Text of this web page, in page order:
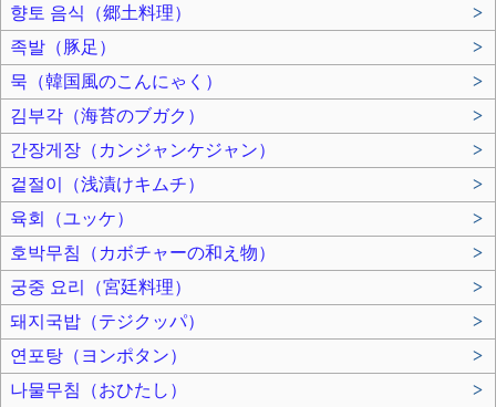
향토 음식（郷土料理）
>
족발（豚足）
>
묵（韓国風のこんにゃく）
>
김부각（海苔のブガク）
>
간장게장（カンジャンケジャン）
>
겉절이（浅漬けキムチ）
>
육회（ユッケ）
>
호박무침（カボチャーの和え物）
>
궁중 요리（宮廷料理）
>
돼지국밥（テジクッパ）
>
연포탕（ヨンポタン）
>
나물무침（おひたし）
>